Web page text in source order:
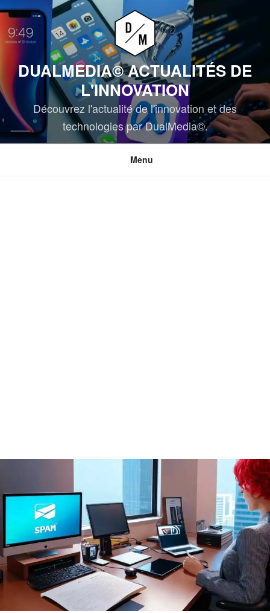
Aller
au
contenu
DUALMEDIA© ACTUALITÉS DE
L'INNOVATION
Découvrez l'actualité de l'innovation et des
technologies par DualMedia©.
Menu